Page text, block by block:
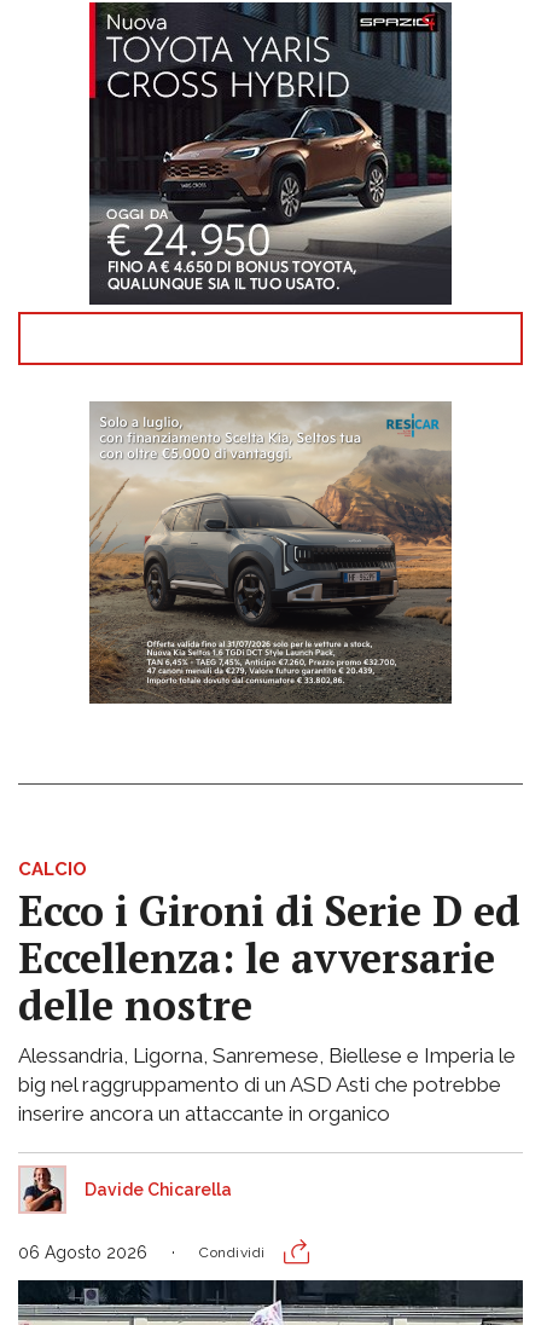
CALCIO
Ecco i Gironi di Serie D ed
Eccellenza: le avversarie
delle nostre
Alessandria, Ligorna, Sanremese, Biellese e Imperia le
big nel raggruppamento di un ASD Asti che potrebbe
inserire ancora un attaccante in organico
Davide Chicarella
06 Agosto 2026 Condividi